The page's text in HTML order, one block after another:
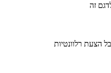
הצעת רלוונטיות